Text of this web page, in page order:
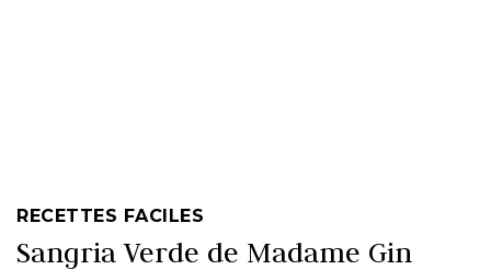
RECETTES FACILES
Sangria Verde de Madame Gin